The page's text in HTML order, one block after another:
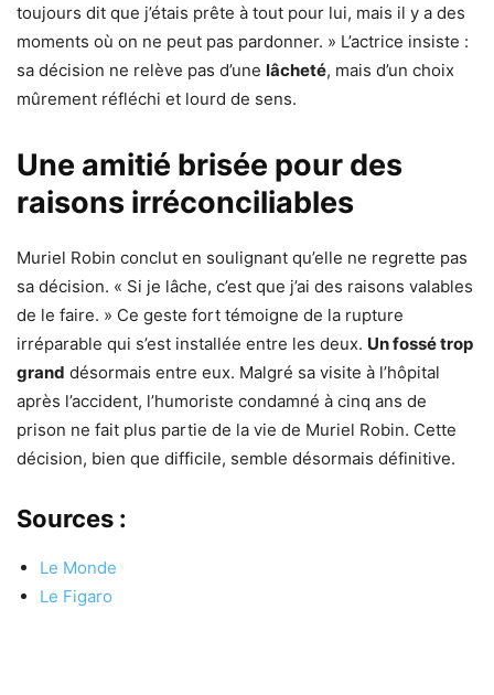
toujours dit que j’étais prête à tout pour lui, mais il y a des
moments où on ne peut pas pardonner. » L’actrice insiste :
sa décision ne relève pas d’une lâcheté, mais d’un choix
mûrement réfléchi et lourd de sens.
Une amitié brisée pour des
raisons irréconciliables
Muriel Robin conclut en soulignant qu’elle ne regrette pas
sa décision. « Si je lâche, c’est que j’ai des raisons valables
de le faire. » Ce geste fort témoigne de la rupture
irréparable qui s’est installée entre les deux. Un fossé trop
grand désormais entre eux. Malgré sa visite à l’hôpital
après l’accident, l’humoriste condamné à cinq ans de
prison ne fait plus partie de la vie de Muriel Robin. Cette
décision, bien que difficile, semble désormais définitive.
Sources :
Le Monde
Le Figaro